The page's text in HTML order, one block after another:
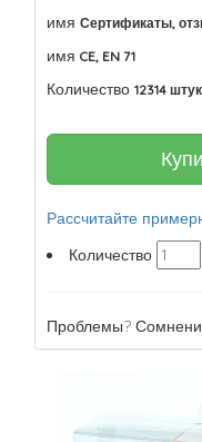
имя Сертификаты,
имя CE, EN 71
Количество 12314 штук
Рассчитайте
Количество
Проблемы?